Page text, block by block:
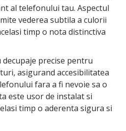
al telefonului tau. Aspectul
vederea subtila a culorii
timp o nota distinctiva
precise pentru
asigurand accesibilitatea
fara a fi nevoie sa o
este usor de instalat si
timp o aderenta sigura si